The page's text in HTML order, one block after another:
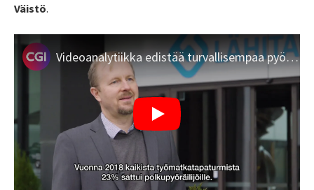
Väistö.
Videoanalytiikka edistää turvallisempaa pyöräilyä Vantaalla